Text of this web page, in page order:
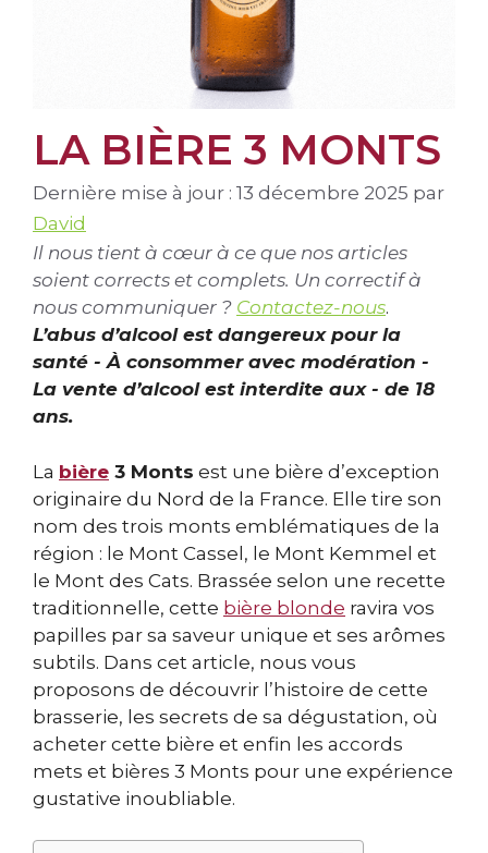
LA BIÈRE 3 MONTS
Dernière mise à jour : 13 décembre 2025 par
David
Il nous tient à cœur à ce que nos articles
soient corrects et complets. Un correctif à
nous communiquer ? Contactez-nous.
L’abus d’alcool est dangereux pour la
santé - À consommer avec modération -
La vente d’alcool est interdite aux - de 18
ans.
La bière 3 Monts est une bière d’exception
originaire du Nord de la France. Elle tire son
nom des trois monts emblématiques de la
région : le Mont Cassel, le Mont Kemmel et
le Mont des Cats. Brassée selon une recette
traditionnelle, cette bière blonde ravira vos
papilles par sa saveur unique et ses arômes
subtils. Dans cet article, nous vous
proposons de découvrir l’histoire de cette
brasserie, les secrets de sa dégustation, où
acheter cette bière et enfin les accords
mets et bières 3 Monts pour une expérience
gustative inoubliable.